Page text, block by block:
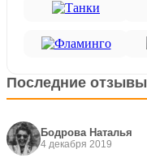
Последние отзывы
Бодрова Наталья
4 декабря 2019